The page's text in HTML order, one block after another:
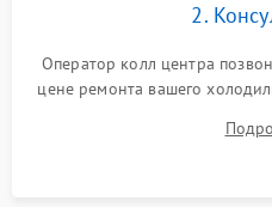
2.
Оператор колл центра
цене ремонта вашего